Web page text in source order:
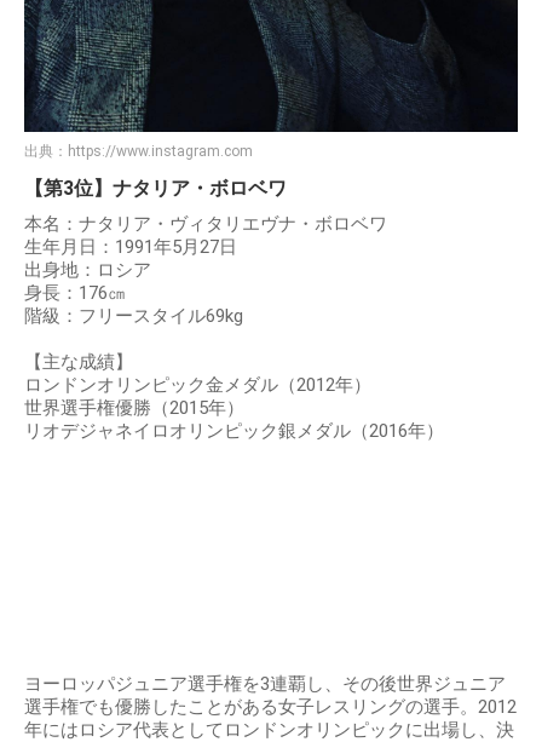
出典： https://www.instagram.com
【第3位】ナタリア・ボロベワ
本名：ナタリア・ヴィタリエヴナ・ボロベワ
生年月日：1991年5月27日
出身地：ロシア
身長：176㎝
階級：フリースタイル69kg
【主な成績】
ロンドンオリンピック金メダル（2012年）
世界選手権優勝（2015年）
リオデジャネイロオリンピック銀メダル（2016年）
ヨーロッパジュニア選手権を3連覇し、その後世界ジュニア
選手権でも優勝したことがある女子レスリングの選手。2012
年にはロシア代表としてロンドンオリンピックに出場し、決